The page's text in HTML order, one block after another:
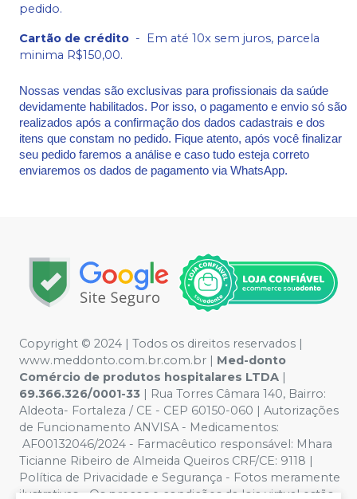
pedido.
Cartão de crédito - Em até 10x sem juros, parcela
minima R$150,00.
Nossas vendas são exclusivas para profissionais da saúde
devidamente habilitados. Por isso, o pagamento e envio só são
realizados após a confirmação dos dados cadastrais e dos
itens que constam no pedido. Fique atento, após você finalizar
seu pedido faremos a análise e caso tudo esteja correto
enviaremos os dados de pagamento via WhatsApp.
Copyright © 2024 | Todos os direitos reservados |
www.meddonto.com.br.com.br | Med-donto
Comércio de produtos hospitalares LTDA |
69.366.326/0001-33 | Rua Torres Câmara 140, Bairro:
Aldeota- Fortaleza / CE - CEP 60150-060 | Autorizações
de Funcionamento ANVISA - Medicamentos:
AF00132046/2024 - Farmacêutico responsável: Mhara
Ticianne Ribeiro de Almeida Queiros CRF/CE: 9118 |
Política de Privacidade e Segurança - Fotos meramente
ilustrativas - Os preços e condições da loja virtual estão